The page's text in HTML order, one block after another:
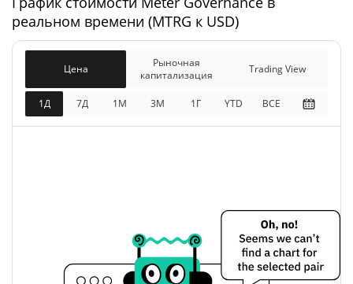
Рыночная
капитализация
0.22%
Разбавленная рыночная
капитализация
0.42%
открытия / закрытия
$0,013702285 /
$0,013701928
реальном времени (MTRG к USD)
Цена
Рыночная
капитализация
Trading View
1Д 7Д 1М 3M 1Г YTD ВСЕ